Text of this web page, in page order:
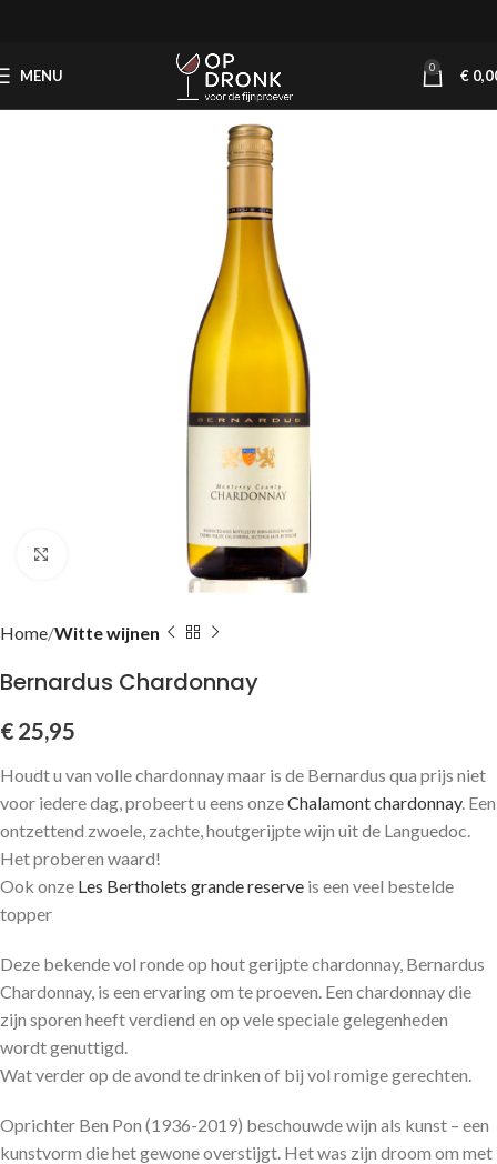
MENU 0 €
Home Witte wijnen
Bernardus Chardonnay
€ 25,95
Houdt u van volle chardonnay maar is de Bernardus qua prijs niet
voor iedere dag, probeert u eens onzeChalamont chardonnay. Een
ontzettend zwoele, zachte, houtgerijpte wijn uit de Languedoc.
Het proberen waard!
Ook onze Les Bertholets grande reserve is een veel bestelde
topper
Deze bekende vol ronde op hout gerijpte chardonnay, Bernardus
Chardonnay, is een ervaring om te proeven. Een chardonnay die
zijn sporen heeft verdiend en op vele speciale gelegenheden
wordt genuttigd.
Wat verder op de avond te drinken of bij vol romige gerechten.
Oprichter Ben Pon (1936-2019) beschouwde wijn als kunst – een
kunstvorm die het gewone overstijgt. Het was zijn droom om met